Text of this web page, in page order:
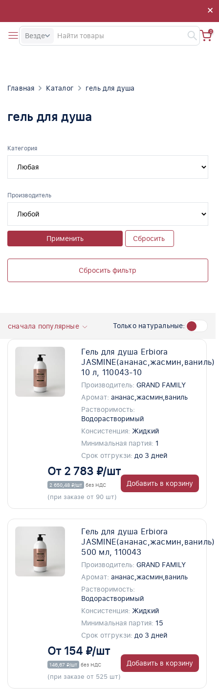
×
×
Везде
0
Главная Каталог гель для душа
гель для душа
Категория
Производитель
Применить Сбросить
Сбросить фильтр
сначала популярные Только натуральные:
Гель для душа Erbiora
JASMINE(ананас,жасмин,ваниль)
10 л, 110043-10
Производитель: GRAND FAMILY
Аромат: ананас,жасмин,ваниль
Растворимость:
Водорастворимый
Консистенция: Жидкий
Минимальная партия: 1
Срок отгрукзи: до 3 дней
От 2 783 ₽/шт
2 650,48 ₽/шт без НДС
(при заказе от 90 шт)
Добавить в корзину
Гель для душа Erbiora
JASMINE(ананас,жасмин,ваниль)
500 мл, 110043
Производитель: GRAND FAMILY
Аромат: ананас,жасмин,ваниль
Растворимость:
Водорастворимый
Консистенция: Жидкий
Минимальная партия: 15
Срок отгрукзи: до 3 дней
От 154 ₽/шт
146,67 ₽/шт без НДС
(при заказе от 525 шт)
Добавить в корзину